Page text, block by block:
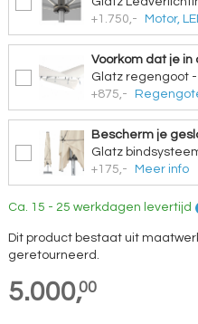
+1.750,-
Motor,
Voorkom dat je in
Glatz regengoot
+875,-
Bescherm je
Glatz
+175,-
Meer info
Ca. 15 - 25 werkdagen levertijd
Dit product bestaat uit
geretourneerd.
5.000,00